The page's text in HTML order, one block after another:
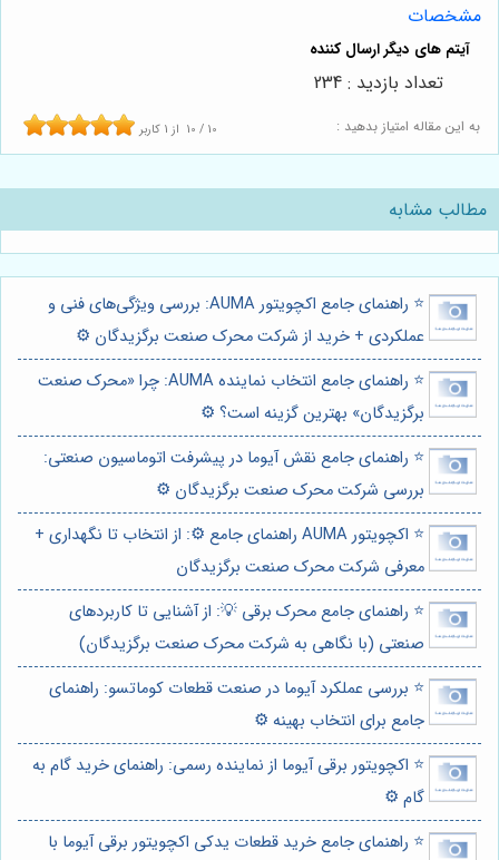
مشخصات
به این مقاله امتیاز بدهید : 10 / 10 از 1 کاربر
تعداد بازدید : 234
مطالب مشابه
⭐️ راهنمای جامع اکچویتور AUMA: بررسی ویژگی‌های فنی و
عملکردی + خرید از شرکت محرک صنعت برگزیدگان ⚙️
⭐️ راهنمای جامع انتخاب نماینده AUMA: چرا «محرک صنعت
برگزیدگان» بهترین گزینه است؟ ⚙️
⭐️ راهنمای جامع نقش آیوما در پیشرفت اتوماسیون صنعتی:
بررسی شرکت محرک صنعت برگزیدگان ⚙️
⭐️ اکچویتور AUMA راهنمای جامع ⚙️: از انتخاب تا نگهداری +
معرفی شرکت محرک صنعت برگزیدگان
⭐️ راهنمای جامع محرک برقی 💡: از آشنایی تا کاربردهای
صنعتی (با نگاهی به شرکت محرک صنعت برگزیدگان)
⭐️ بررسی عملکرد آیوما در صنعت قطعات کوماتسو: راهنمای
جامع برای انتخاب بهینه ⚙️
⭐️ اکچویتور برقی آیوما از نماینده رسمی: راهنمای خرید گام به
گام ⚙️
⭐️ راهنمای جامع خرید قطعات یدکی اکچویتور برقی آیوما با